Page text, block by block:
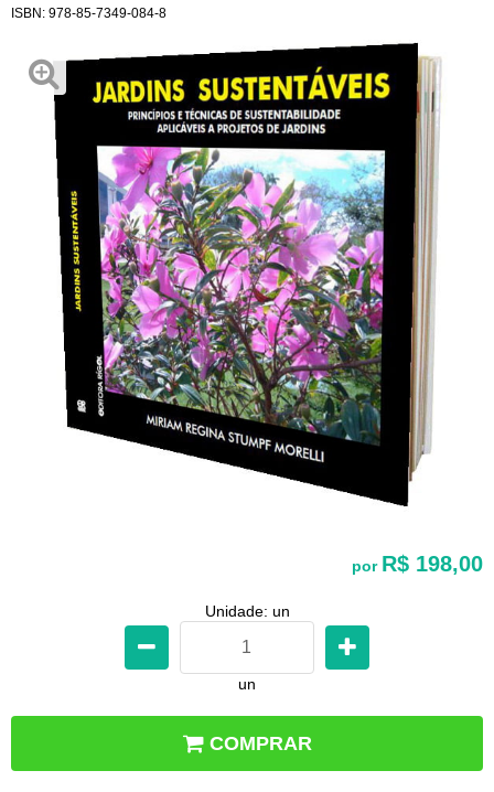
ISBN: 978-85-7349-084-8
por R$ 198,00
Unidade: un
un
COMPRAR